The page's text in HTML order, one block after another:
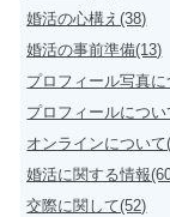
婚活の心構え(38)
婚活の事前準備(13)
プロフィール写真
プロフィールについ
オンラインについて
婚活に関する情報
交際に関して(52)